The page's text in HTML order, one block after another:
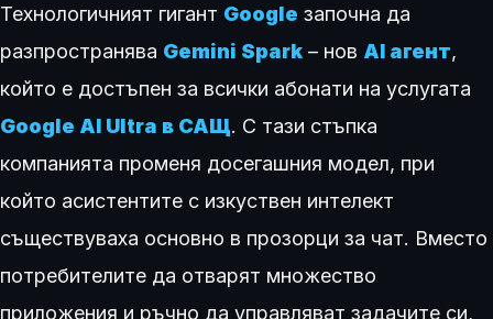
Технологичният гигант Google започна да
разпространява Gemini Spark – нов AI агент,
който е достъпен за всички абонати на услугата
Google AI Ultra в САЩ. С тази стъпка
компанията променя досегашния модел, при
който асистентите с изкуствен интелект
съществуваха основно в прозорци за чат. Вместо
потребителите да отварят множество
приложения и ръчно да управляват задачите си,